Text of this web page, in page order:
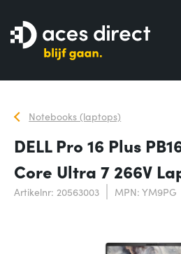
Notebooks (laptops)
DELL Pro 16 Plus
Core Ultra 7 266V
Artikelnr: 20563003 MPN: YM9PG